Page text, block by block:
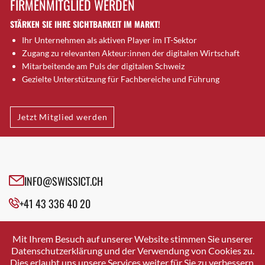
Brütten
Bubendorf
Bubikon
Buchs (SG)
Burgdorf
Bülach
Cazis
Cham
Davos Platz
Davos Platz 1
Dietikon
Dietlikon
FIRMENMITGLIED WERDEN
STÄRKEN SIE IHRE SICHTBARKEIT IM MARKT!
Ihr Unternehmen als aktiven Player im IT-Sektor
Zugang zu relevanten Akteur:innen der digitalen Wirtschaft
Mitarbeitende am Puls der digitalen Schweiz
Gezielte Unterstützung für Fachbereiche und Führung
Jetzt Mitglied werden
INFO@SWISSICT.CH
+41 43 336 40 20
SWISSICT
VULKANSTRASSE 120
8048 ZURICH
Mit Ihrem Besuch auf unserer Website stimmen Sie unserer
Datenschutzerklärung und der Verwendung von Cookies zu.
Dies erlaubt uns unsere Services weiter für Sie zu verbessern.